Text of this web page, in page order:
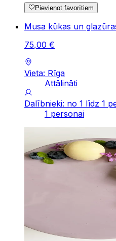
Pievienot favorītiem
Musa kūkas un
75,00 €
Vieta: Rīga
Attālināti
Dalībnieki: no 1 līdz 1
1 personai